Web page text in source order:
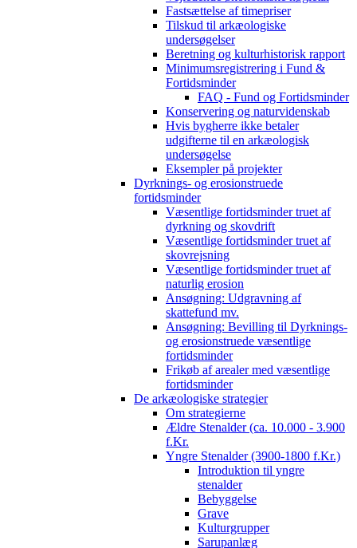
Fastsættelse af timepriser
Tilskud til arkæologiske
undersøgelser
Beretning og kulturhistorisk rapport
Minimumsregistrering i Fund &
Fortidsminder
FAQ - Fund og Fortidsminder
Konservering og naturvidenskab
Hvis bygherre ikke betaler
udgifterne til en arkæologisk
undersøgelse
Eksempler på projekter
Dyrknings- og erosionstruede
fortidsminder
Væsentlige fortidsminder truet af
dyrkning og skovdrift
Væsentlige fortidsminder truet af
skovrejsning
Væsentlige fortidsminder truet af
naturlig erosion
Ansøgning: Udgravning af
skattefund mv.
Ansøgning: Bevilling til Dyrknings-
og erosionstruede væsentlige
fortidsminder
Frikøb af arealer med væsentlige
fortidsminder
De arkæologiske strategier
Om strategierne
Ældre Stenalder (ca. 10.000 - 3.900
f.Kr.
Yngre Stenalder (3900-1800 f.Kr.)
Introduktion til yngre
stenalder
Bebyggelse
Grave
Kulturgrupper
Sarupanlæg